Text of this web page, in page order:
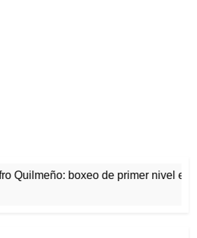
Quilmeño: boxeo de primer nivel en